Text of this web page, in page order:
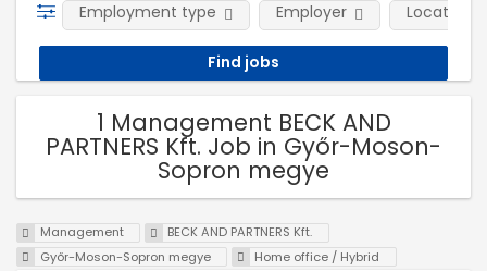
Employment type Employer Location
1 Management BECK AND
PARTNERS Kft. Job in Győr-Moson-
Sopron megye
Management
BECK AND PARTNERS Kft.
Győr-Moson-Sopron megye
Home office / Hybrid